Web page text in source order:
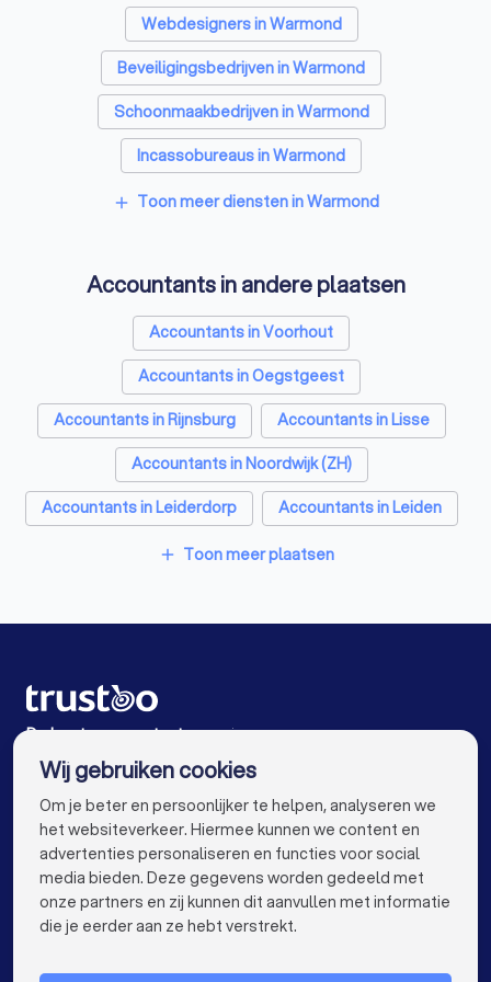
Webdesigners in Warmond
Beveiligingsbedrijven in Warmond
Schoonmaakbedrijven in Warmond
Incassobureaus in Warmond
Online marketing bureaus in Warmond
Vertaalbureaus in Warmond
SEO-specialisten in Warmond
Grafisch ontwerpers in Warmond
Reclamebureaus in Warmond
add Toon meer diensten in Warmond
Accountants in andere plaatsen
Accountants in Voorhout
Accountants in Oegstgeest
Accountants in Rijnsburg
Accountants in Lisse
Accountants in Noordwijk (ZH)
Accountants in Leiderdorp
Accountants in Leiden
Accountants in Katwijk
Accountants in De Zilk
Accountants in Den Haag
Accountants in Utrecht
Accountants in Eindhoven
Accountants in Groningen
Accountants in Almere
Accountants in Breda
Accountants in Nijmegen
Accountants in Enschede
Accountants in Haarlem
add Toon meer plaatsen
De beste accountants voor jou
VOOR PARTICULIEREN keyboard_arrow_down
Wij gebruiken cookies
Om je beter en persoonlijker te helpen, analyseren we
het websiteverkeer. Hiermee kunnen we content en
advertenties personaliseren en functies voor social
media bieden. Deze gegevens worden gedeeld met
onze partners en zij kunnen dit aanvullen met informatie
die je eerder aan ze hebt verstrekt.